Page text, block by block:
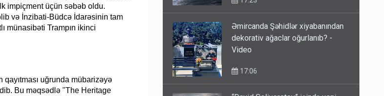
impiçment üçün səbəb oldu.
və İnzibati-Büdcə İdarəsinin tam
münasibəti Trampın ikinci
uğrunda mübarizəyə
Bu məqsədlə "The Heritage
Əmircanda Şəhidlər xiyabanından
dekorativ ağaclar oğurlanıb? -